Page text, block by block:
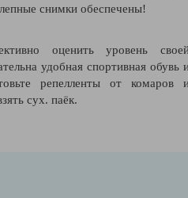
снимки обеспечены!
оценить уровень
удобная спортивная обувь
репелленты от комаров
сух. паёк.